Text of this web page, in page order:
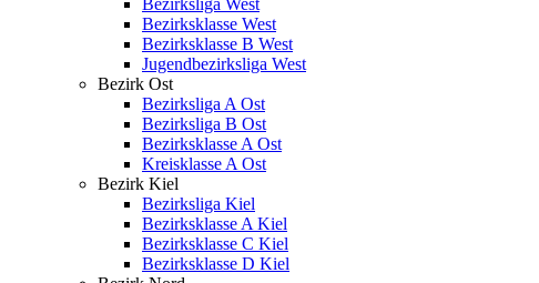
Bezirksliga West
Bezirksklasse West
Bezirksklasse B West
Jugendbezirksliga West
Bezirk Ost
Bezirksliga A Ost
Bezirksliga B Ost
Bezirksklasse A Ost
Kreisklasse A Ost
Bezirk Kiel
Bezirksliga Kiel
Bezirksklasse A Kiel
Bezirksklasse C Kiel
Bezirksklasse D Kiel